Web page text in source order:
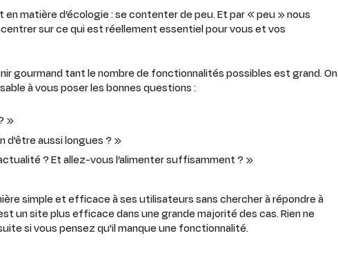
matière d’écologie : se contenter de peu. Et par « peu » nous
sur ce qui est réellement essentiel pour vous et vos
gourmand tant le nombre de fonctionnalités possibles est grand. On
à vous poser les bonnes questions :
»
d'être aussi longues ? »
? Et allez-vous l’alimenter suffisamment ? »
simple et efficace à ses utilisateurs sans chercher à répondre à
un site plus efficace dans une grande majorité des cas. Rien ne
si vous pensez qu'il manque une fonctionnalité.